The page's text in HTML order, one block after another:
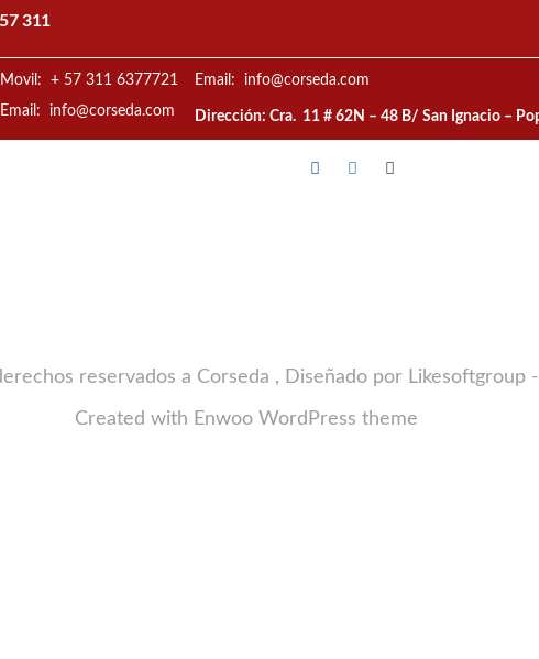
311
Movil: + 57 311 6377721
Email: info@corseda.com
Email: info@corseda.com
Dirección: Cra. 11 # 62N – 48 B/ San Ignacio –
reservados a Corseda , Diseñado por Likesoftgroup
Created with Enwoo WordPress theme